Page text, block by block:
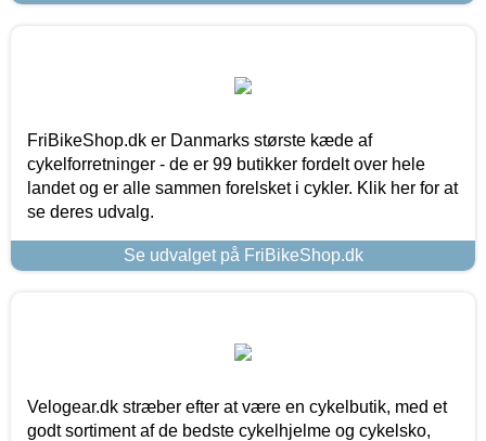
FriBikeShop.dk er Danmarks største kæde af
cykelforretninger - de er 99 butikker fordelt over hele
landet og er alle sammen forelsket i cykler. Klik her for at
se deres udvalg.
Se udvalget på FriBikeShop.dk
Velogear.dk stræber efter at være en cykelbutik, med et
godt sortiment af de bedste cykelhjelme og cykelsko,